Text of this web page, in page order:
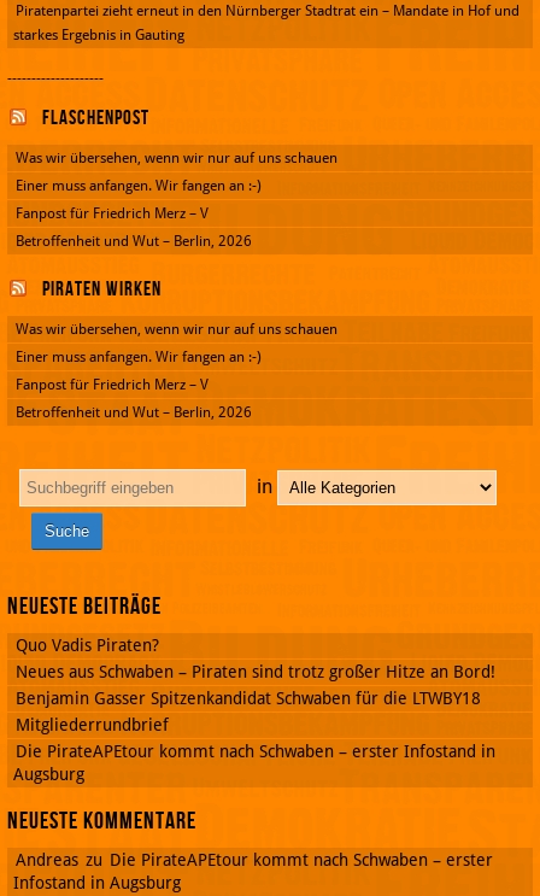
Piratenpartei zieht erneut in den Nürnberger Stadtrat ein – Mandate in Hof und
starkes Ergebnis in Gauting
--------------------
Flaschenpost
Was wir übersehen, wenn wir nur auf uns schauen
Einer muss anfangen. Wir fangen an :-)
Fanpost für Friedrich Merz – V
Betroffenheit und Wut – Berlin, 2026
Piraten wirken
Was wir übersehen, wenn wir nur auf uns schauen
Einer muss anfangen. Wir fangen an :-)
Fanpost für Friedrich Merz – V
Betroffenheit und Wut – Berlin, 2026
in
Neueste Beiträge
Quo Vadis Piraten?
Neues aus Schwaben – Piraten sind trotz großer Hitze an Bord!
Benjamin Gasser Spitzenkandidat Schwaben für die LTWBY18
Mitgliederrundbrief
Die PirateAPEtour kommt nach Schwaben – erster Infostand in
Augsburg
Neueste Kommentare
Andreas zu Die PirateAPEtour kommt nach Schwaben – erster
Infostand in Augsburg